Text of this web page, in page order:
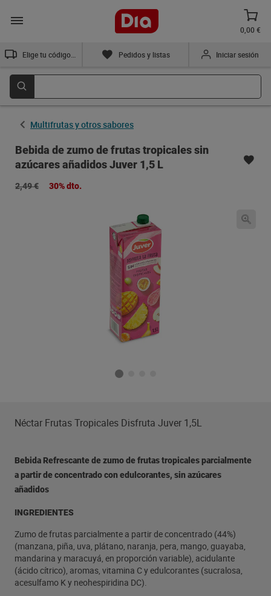
0,00 €
Pedidos y listas Iniciar sesión
Multifrutas y otros sabores
Bebida de zumo de frutas tropicales sin
azúcares añadidos Juver 1,5 L
2,49 € 30% dto.
Néctar Frutas Tropicales Disfruta Juver 1,5L
Bebida Refrescante de zumo de frutas tropicales parcialmente
a partir de concentrado con edulcorantes, sin azúcares
añadidos
INGREDIENTES
Zumo de frutas parcialmente a partir de concentrado (44%)
(manzana, piña, uva, plátano, naranja, pera, mango, guayaba,
mandarina y maracuyá, en proporción variable), acidulante
(ácido cítrico), aromas, vitamina C y edulcorantes (sucralosa,
acesulfamo K y neohespiridina DC).